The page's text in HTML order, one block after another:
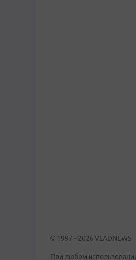
© 1997 - 2026 VLADNEWS
При любом